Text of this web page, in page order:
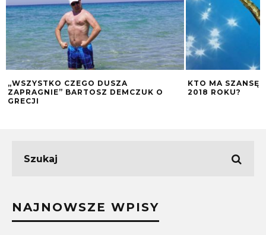
„WSZYSTKO CZEGO DUSZA
ZAPRAGNIE” BARTOSZ DEMCZUK O
GRECJI
KTO MA SZANSĘ
2018 ROKU?
NAJNOWSZE WPISY